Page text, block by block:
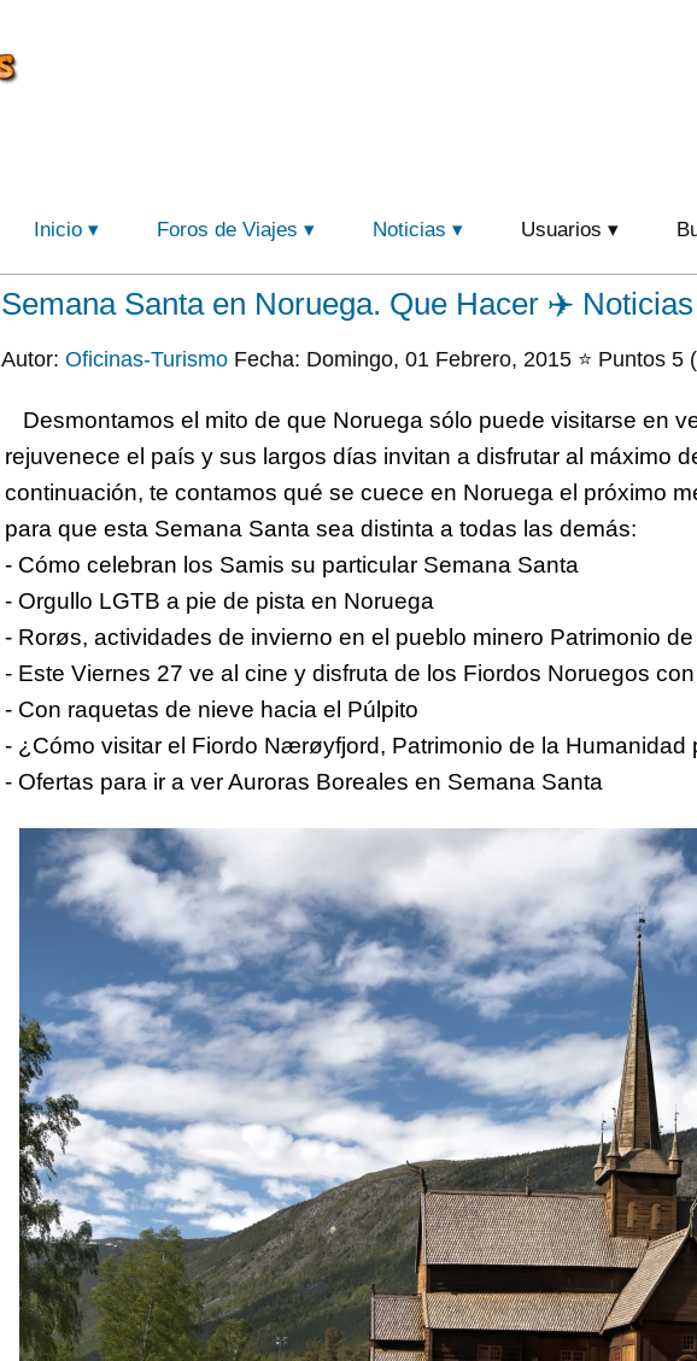
Inicio Foros de Viajes Noticias Usuarios
Semana Santa en Noruega. Que Hacer ✈️
Autor: Oficinas-Turismo Fecha: Domingo, 01 Febrero, 2015 ⭐ Puntos 5
Desmontamos el mito de que Noruega sólo puede visitarse en
rejuvenece el país y sus largos días invitan a disfrutar al máximo
continuación, te contamos qué se cuece en Noruega el próximo
para que esta Semana Santa sea distinta a todas las demás:
- Cómo celebran los Samis su particular Semana Santa
- Orgullo LGTB a pie de pista en Noruega
- Rorøs, actividades de invierno en el pueblo minero Patrimonio
- Este Viernes 27 ve al cine y disfruta de los Fiordos Noruegos
- Con raquetas de nieve hacia el Púlpito
- ¿Cómo visitar el Fiordo Nærøyfjord, Patrimonio de la Humanidad
- Ofertas para ir a ver Auroras Boreales en Semana Santa